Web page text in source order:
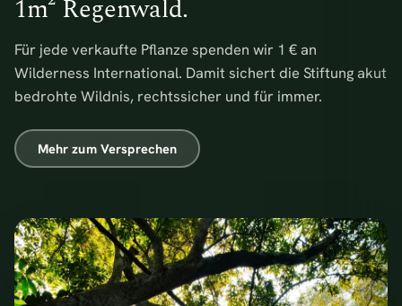
1m² Regenwald.
Für jede verkaufte Pflanze spenden wir 1 € an
Wilderness International. Damit sichert die Stiftung akut
bedrohte Wildnis, rechtssicher und für immer.
Mehr zum Versprechen